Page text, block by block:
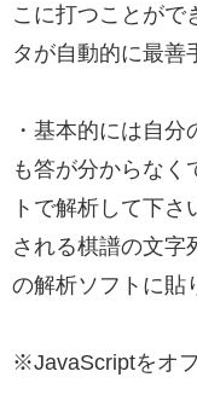
こに打つことがで
タが自動的に最善
・基本的には自
も答が分からなく
トで解析して下さ
される棋譜の文字
の解析ソフトに貼
※JavaScriptをオ